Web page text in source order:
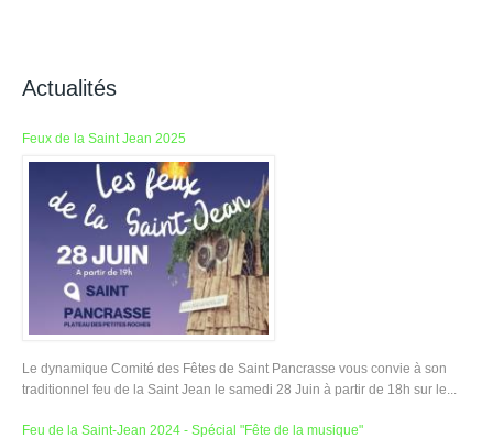
Actualités
Feux de la Saint Jean 2025
Le dynamique Comité des Fêtes de Saint Pancrasse vous convie à son
traditionnel feu de la Saint Jean le samedi 28 Juin à partir de 18h sur le...
Feu de la Saint-Jean 2024 - Spécial "Fête de la musique"